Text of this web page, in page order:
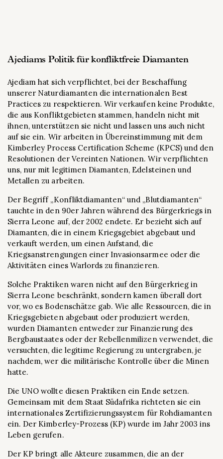
Ajediams Politik für konfliktfreie Diamanten
Ajediam hat sich verpflichtet, bei der Beschaffung
unserer Naturdiamanten die internationalen Best
Practices zu respektieren. Wir verkaufen keine Produkte,
die aus Konfliktgebieten stammen, handeln nicht mit
ihnen, unterstützen sie nicht und lassen uns auch nicht
auf sie ein. Wir arbeiten in Übereinstimmung mit dem
Kimberley Process Certification Scheme (KPCS) und den
Resolutionen der Vereinten Nationen. Wir verpflichten
uns, nur mit legitimen Diamanten, Edelsteinen und
Metallen zu arbeiten.
Der Begriff „Konfliktdiamanten“ und „Blutdiamanten“
tauchte in den 90er Jahren während des Bürgerkriegs in
Sierra Leone auf, der 2002 endete. Er bezieht sich auf
Diamanten, die in einem Kriegsgebiet abgebaut und
verkauft werden, um einen Aufstand, die
Kriegsanstrengungen einer Invasionsarmee oder die
Aktivitäten eines Warlords zu finanzieren.
Solche Praktiken waren nicht auf den Bürgerkrieg in
Sierra Leone beschränkt, sondern kamen überall dort
vor, wo es Bodenschätze gab. Wie alle Ressourcen, die in
Kriegsgebieten abgebaut oder produziert werden,
wurden Diamanten entweder zur Finanzierung des
Bergbaustaates oder der Rebellenmilizen verwendet, die
versuchten, die legitime Regierung zu untergraben, je
nachdem, wer die militärische Kontrolle über die Minen
hatte.
Die UNO wollte diesen Praktiken ein Ende setzen.
Gemeinsam mit dem Staat Südafrika richteten sie ein
internationales Zertifizierungssystem für Rohdiamanten
ein. Der Kimberley-Prozess (KP) wurde im Jahr 2003 ins
Leben gerufen.
Der KP bringt alle Akteure zusammen, die an der